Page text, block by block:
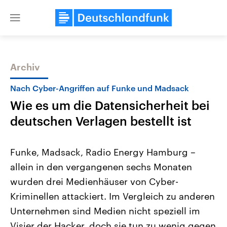
Close
Themen
Landtagswahl Sachsen-Anhalt
2026
Alle Informationen
Sachsen-Anhalt wählt am 6.
September 2026 einen neuen
Landtag. Seit 2021 wird das
Bundesland von einer Koalition aus
Aktuelle Beiträge,
Hintergründe
Wirtschaftlich und
gehören die Vereinigten
den mächtigsten Ländern
mit großem Einfluss auf
Archiv
Nach Cyber-Angriffen auf Funke und Madsack
Wie es um die Datensicherheit bei
deutschen Verlagen bestellt ist
Funke, Madsack, Radio Energy Hamburg –
allein in den vergangenen sechs Monaten
wurden drei Medienhäuser von Cyber-
Kriminellen attackiert. Im Vergleich zu anderen
Unternehmen sind Medien nicht speziell im